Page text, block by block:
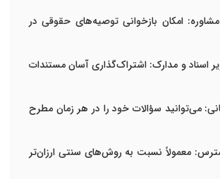
: امکان بازخوانی توصیه‌های حقوقی در
اسناد و مدارک: اشتراک‌گذاری آسان مستندات
: می‌توانید سؤالات خود را در هر زمان مطرح
: معمولاً نسبت به روش‌های سنتی ارزان‌تر